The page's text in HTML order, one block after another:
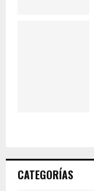
CATEGORÍAS